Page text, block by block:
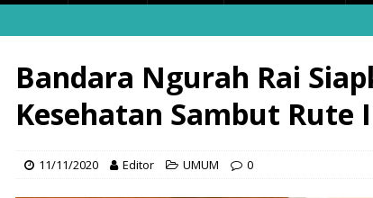
Bandara Ngurah Rai
Kesehatan Sambut Rute
11/11/2020 Editor UMUM 0